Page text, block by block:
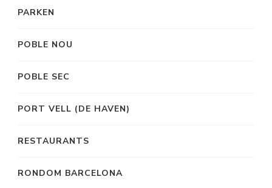
PARKEN
POBLE NOU
POBLE SEC
PORT VELL (DE HAVEN)
RESTAURANTS
RONDOM BARCELONA